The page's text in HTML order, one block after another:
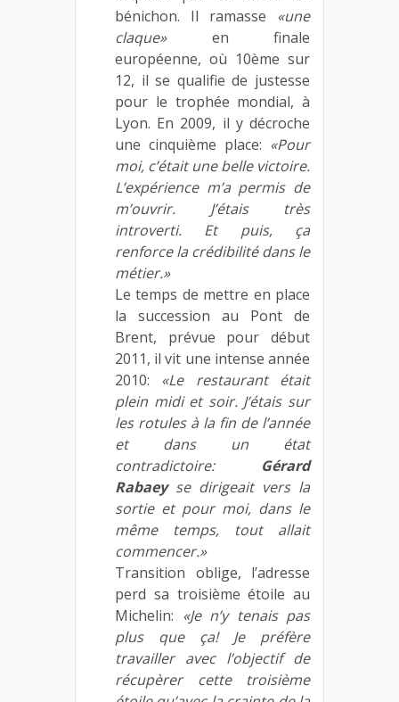
bénichon. Il ramasse «une
claque»en finale
européenne, où 10ème sur
12, il se qualifie de justesse
pour le trophée mondial, à
Lyon. En 2009, il y décroche
une cinquième place: «Pour
moi, c’était une belle victoire.
L’expérience m’a permis de
m’ouvrir. J’étais très
introverti. Et puis, ça
renforce la crédibilité dans le
métier.»
Le temps de mettre en place
la succession au Pont de
Brent, prévue pour début
2011, il vit une intense année
2010: «Le restaurant était
plein midi et soir. J’étais sur
les rotules à la fin de l’année
et dans un état
contradictoire: Gérard
Rabaeyse dirigeait vers la
sortie et pour moi, dans le
même temps, tout allait
commencer.»
Transition oblige, l’adresse
perd sa troisième étoile au
Michelin: «Je n’y tenais pas
plus que ça! Je préfère
travailler avec l’objectif de
récupèrer cette troisième